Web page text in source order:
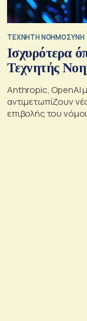
TΕΧΝΗΤΗ ΝΟΗΜΟΣΥΝΗ
Ισχυρότερα
Τεχνητής
Anthropic, OpenAI
αντιμετωπίζουν
επιβολής του